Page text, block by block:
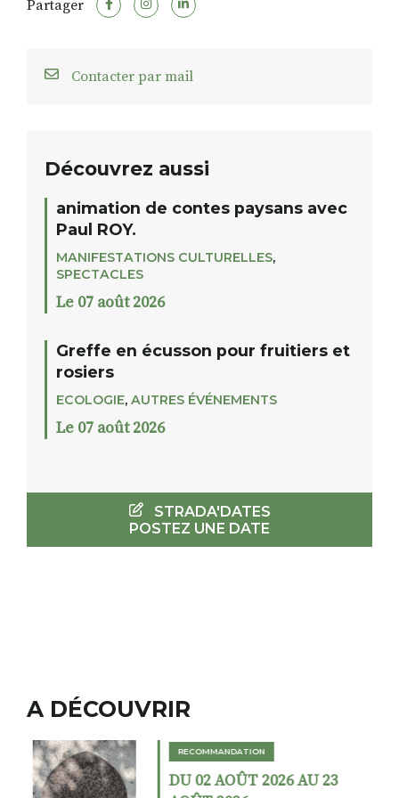
Partager
Contacter par mail
Découvrez aussi
animation de contes paysans avec
Paul ROY.
MANIFESTATIONS CULTURELLES,
SPECTACLES
Le 07 août 2026
Greffe en écusson pour fruitiers et
rosiers
ECOLOGIE, AUTRES ÉVÉNEMENTS
Le 07 août 2026
STRADA'DATES
POSTEZ UNE DATE
A DÉCOUVRIR
RECOMMANDATION
DU 02 AOÛT 2026 AU 23